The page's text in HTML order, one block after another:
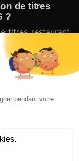
de titres
?
titres restaurant